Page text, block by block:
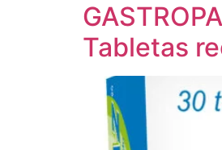
Tabletas